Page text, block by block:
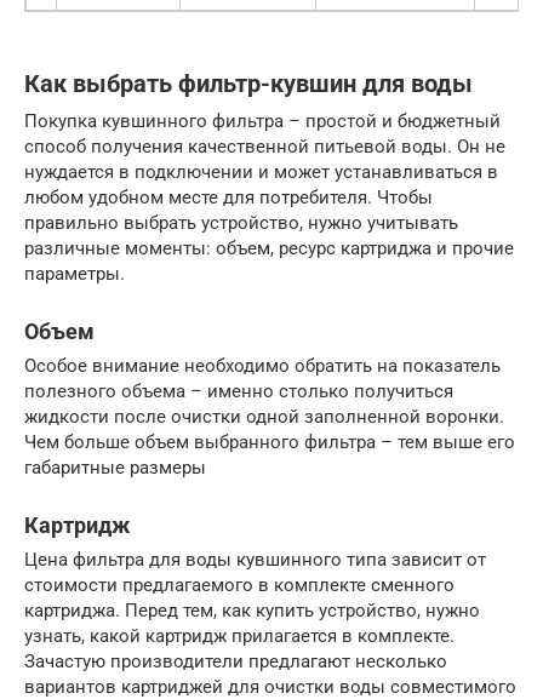
Как выбрать фильтр-кувшин для воды
Покупка кувшинного фильтра – простой и бюджетный
способ получения качественной питьевой воды. Он не
нуждается в подключении и может устанавливаться в
любом удобном месте для потребителя. Чтобы
правильно выбрать устройство, нужно учитывать
различные моменты: объем, ресурс картриджа и прочие
параметры.
Объем
Особое внимание необходимо обратить на показатель
полезного объема – именно столько получиться
жидкости после очистки одной заполненной воронки.
Чем больше объем выбранного фильтра – тем выше его
габаритные размеры
Картридж
Цена фильтра для воды кувшинного типа зависит от
стоимости предлагаемого в комплекте сменного
картриджа. Перед тем, как купить устройство, нужно
узнать, какой картридж прилагается в комплекте.
Зачастую производители предлагают несколько
вариантов картриджей для очистки воды совместимого